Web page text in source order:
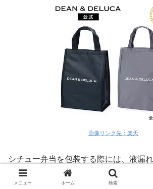
画像リンク先：楽天
シチュー弁当を包装する際には、液漏
工夫が求められます。
メニュー ホーム 検索